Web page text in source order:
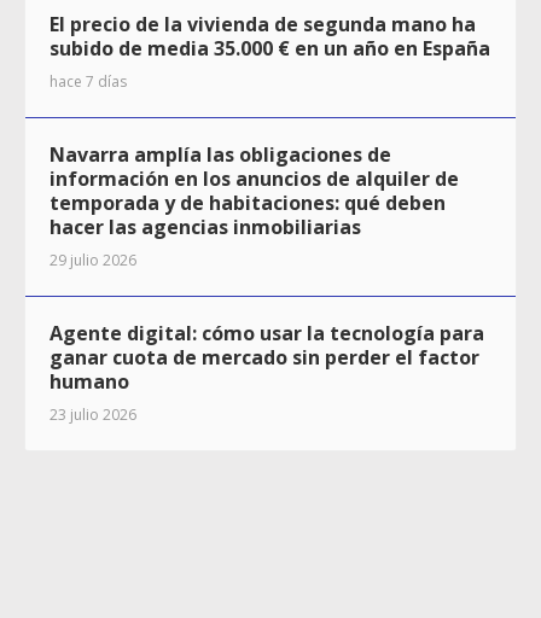
El precio de la vivienda de segunda mano ha
subido de media 35.000 € en un año en España
hace 7 días
Navarra amplía las obligaciones de
información en los anuncios de alquiler de
temporada y de habitaciones: qué deben
hacer las agencias inmobiliarias
29 julio 2026
Agente digital: cómo usar la tecnología para
ganar cuota de mercado sin perder el factor
humano
23 julio 2026